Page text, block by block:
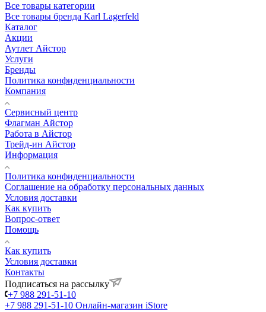
Все товары категории
Все товары бренда Karl Lagerfeld
Каталог
Акции
Аутлет Айстор
Услуги
Бренды
Политика конфиденциальности
Компания
Сервисный центр
Флагман Айстор
Работа в Айстор
Трейд-ин Айстор
Информация
Политика конфиденциальности
Соглашение на обработку персональных данных
Условия доставки
Как купить
Вопрос-ответ
Помощь
Как купить
Условия доставки
Контакты
Подписаться на рассылку
+7 988 291-51-10
+7 988 291-51-10 Онлайн-магазин iStore